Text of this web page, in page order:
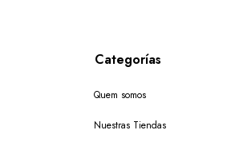
Categorías
Quem somos
Nuestras Tiendas